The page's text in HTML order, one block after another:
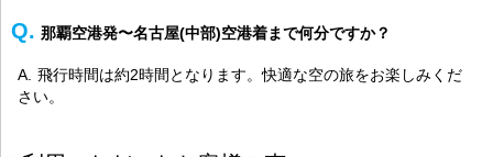
那覇空港発〜名古屋(中部)空港着まで何分ですか？
飛行時間は約2時間となります。快適な空の旅をお楽しみくだ
さい。